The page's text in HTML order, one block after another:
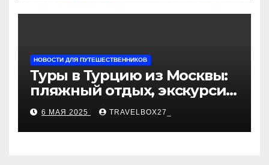
НОВОСТИ ДЛЯ ПУТЕШЕСТВЕННИКОВ
Туры в Турцию из Москвы:
пляжный отдых, экскурсии
и лучшие курорты
6 МАЯ 2025 TRAVELBOX27_